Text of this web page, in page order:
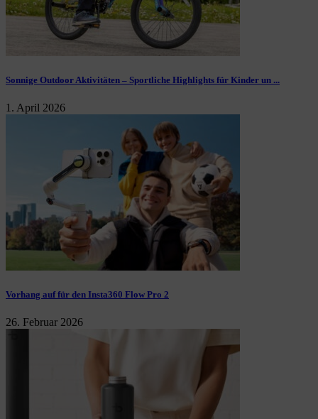
Sonnige Outdoor Aktivitäten – Sportliche Highlights für Kinder un ...
1. April 2026
Vorhang auf für den Insta360 Flow Pro 2
26. Februar 2026